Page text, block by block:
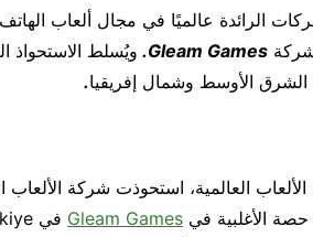
الرائدة عالميًا في مجال ألعاب
شركة Gleam Games
. ويُسلط الاستحواذ
الشرق الأوسط وشمال إفريقيا.
الأغلبية في Gleam Games